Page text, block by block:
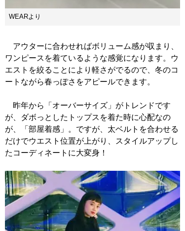
WEARより
アウターに合わせればボリューム感が収まり、
ワンピースを着ているような感覚になります。ウ
エストを絞ることにより軽さがでるので、冬のコ
ートながら春っぽさをアピールできます。
昨年から「オーバーサイズ」がトレンドです
が、ダボっとしたトップスを着た時に心配なの
が、「部屋着感」。ですが、太ベルトを合わせる
だけでウエスト位置が上がり、スタイルアップし
たコーディネートに大変身！